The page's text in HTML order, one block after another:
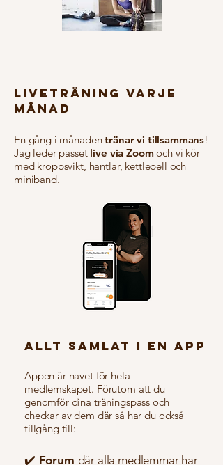
En gång i månadentränar vi tillsammans!
Jag leder passet live via Zoomoch vi kör
med kroppsvikt, hantlar, kettlebell och
miniband.
LIVETRÄNING VARJE
MÅNAD
ALLT SAMLAT I EN APP
Appen är navet för hela
medlemskapet. Förutom att du
genomför dina träningspass och
checkar av dem där så har du också
tillgång till:
✔️ Forum där alla medlemmar har